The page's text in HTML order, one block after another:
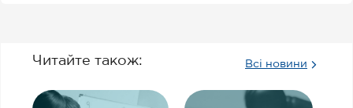
Читайте також: Всі новини